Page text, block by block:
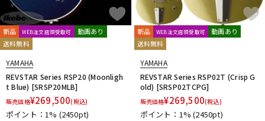
新品 WEB注文店頭受取可
動画あり
送料無料
YAMAHA
REVSTAR Series RSP20 (Moonligh
t Blue) [SRSP20MLB]
販売価格¥269,500(税込)
ポイント：1% (2450pt)
新品 WEB注文店頭受取可
動画あり
送料無料
YAMAHA
REVSTAR Series RSP02T (Crisp G
old) [SRSP02TCPG]
販売価格¥269,500(税込)
ポイント：1%(2450pt)